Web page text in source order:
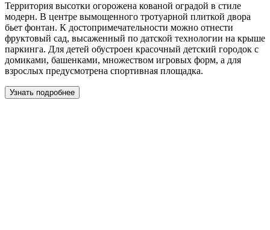
Территория высотки огорожена кованой оградой в стиле
модерн. В центре вымощенного тротуарной плиткой двора
бьет фонтан. К достопримечательности можно отнести
фруктовый сад, высаженный по датской технологии на крыше
паркинга. Для детей обустроен красочный детский городок с
домиками, башенками, множеством игровых форм, а для
взрослых предусмотрена спортивная площадка.
Узнать подробнее